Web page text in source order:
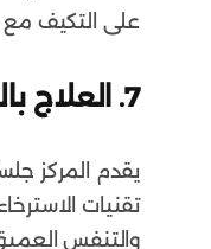
على التكيف مع
7. العلاج بالاسترخاء والتأمل:
يقدم المركز
تقنيات
والتنفس